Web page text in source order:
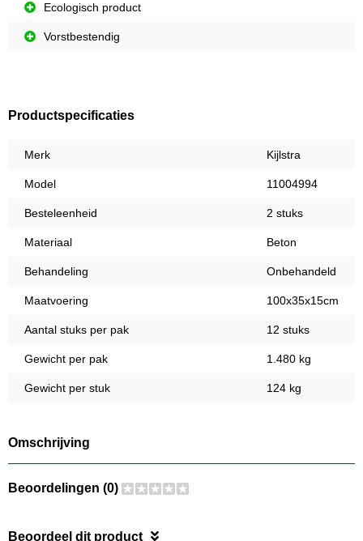
Ecologisch product
Vorstbestendig
Productspecificaties
Merk Kijlstra
Model 11004994
Besteleenheid 2 stuks
Materiaal Beton
Behandeling Onbehandeld
Maatvoering 100x35x15cm
Aantal stuks per pak 12 stuks
Gewicht per pak 1.480 kg
Gewicht per stuk 124 kg
Omschrijving
Beoordelingen (0)
Beoordeel dit product